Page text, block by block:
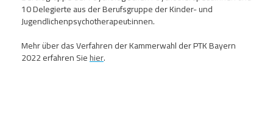
10 Delegierte aus der Berufsgruppe der Kinder- und
Jugendlichenpsychotherapeut:innen.
Mehr über das Verfahren der Kammerwahl der PTK Bayern
2022 erfahren Siehier.